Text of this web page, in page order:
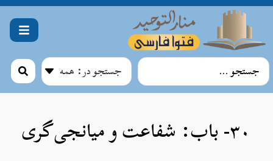
۳۰- باب: شفاعت و میانجی‌گری